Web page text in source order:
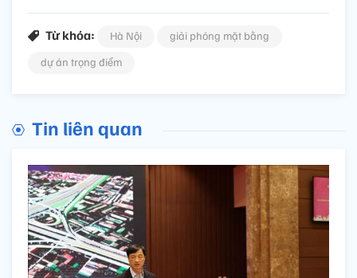
Từ khóa: Hà Nội
giải phóng mặt bằng
dự án trọng điểm
Tin liên quan